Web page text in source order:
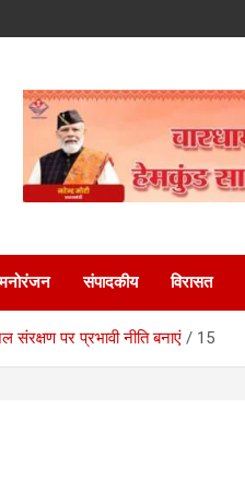
मनोरंजन संपादकीय विरासत
पर प्रभावी नीति बनाएं 15